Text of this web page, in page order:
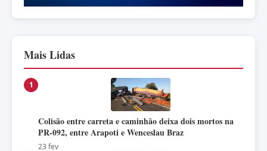
Mais Lidas
1
Colisão entre carreta e caminhão deixa dois mortos na
PR-092, entre Arapoti e Wenceslau Braz
23 fev